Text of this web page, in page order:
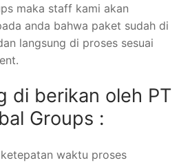
maka staff kami akan
anda bahwa paket sudah di
langsung di proses sesuai
di berikan oleh PT
Groups :
waktu proses